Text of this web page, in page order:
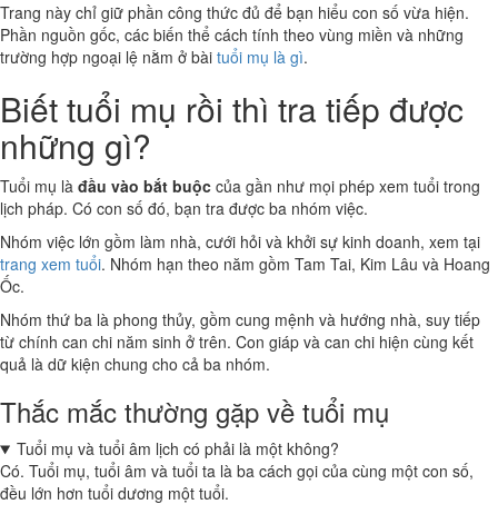
Trang này chỉ giữ phần công thức đủ để bạn hiểu con số vừa hiện.
Phần nguồn gốc, các biến thể cách tính theo vùng miền và những
trường hợp ngoại lệ nằm ở bài tuổi mụ là gì.
Biết tuổi mụ rồi thì tra tiếp được
những gì?
Tuổi mụ là đầu vào bắt buộc của gần như mọi phép xem tuổi trong
lịch pháp. Có con số đó, bạn tra được ba nhóm việc.
Nhóm việc lớn gồm làm nhà, cưới hỏi và khởi sự kinh doanh, xem tại
trang xem tuổi. Nhóm hạn theo năm gồm Tam Tai, Kim Lâu và Hoang
Ốc.
Nhóm thứ ba là phong thủy, gồm cung mệnh và hướng nhà, suy tiếp
từ chính can chi năm sinh ở trên. Con giáp và can chi hiện cùng kết
quả là dữ kiện chung cho cả ba nhóm.
Thắc mắc thường gặp về tuổi mụ
Tuổi mụ và tuổi âm lịch có phải là một không?
Có. Tuổi mụ, tuổi âm và tuổi ta là ba cách gọi của cùng một con số,
đều lớn hơn tuổi dương một tuổi.